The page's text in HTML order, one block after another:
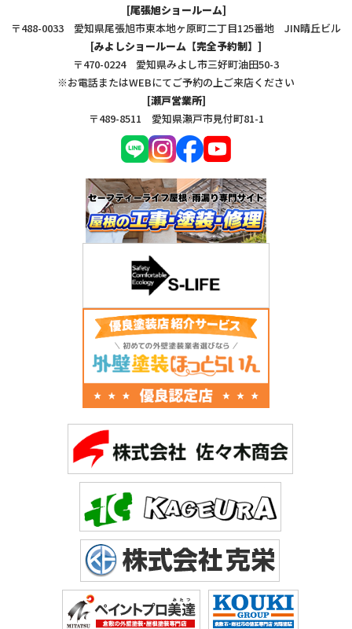
[尾張旭ショールーム]
〒488-0033 愛知県尾張旭市東本地ヶ原町二丁目125番地 JIN晴丘ビル
[みよしショールーム【完全予約制】]
〒470-0224 愛知県みよし市三好町油田50-3
※お電話またはWEBにてご予約の上ご来店ください
[瀬戸営業所]
〒489-8511 愛知県瀬戸市見付町81-1